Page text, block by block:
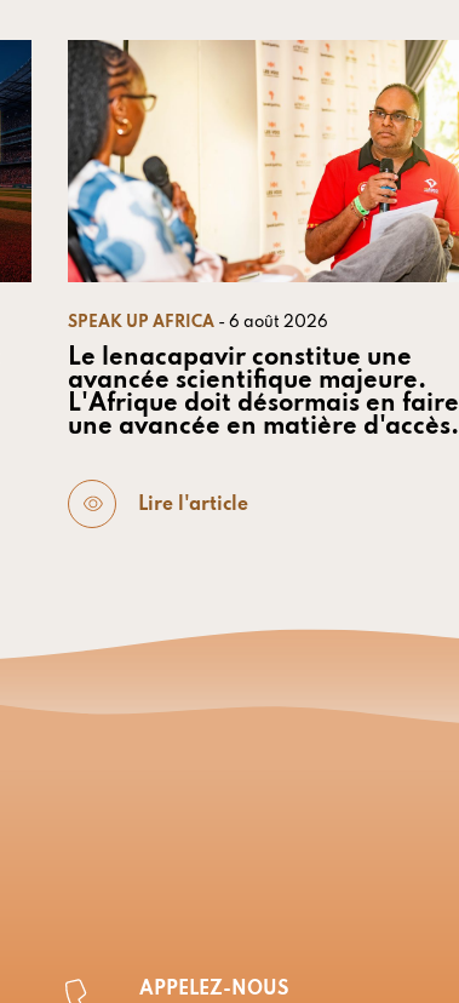
SPEAK UP AFRICA - 6 août 2026
Le lenacapavir constitue une
avancée scientifique majeure.
L'Afrique doit désormais en faire
une avancée en matière d'accès.
Lire l'article
APPELEZ-NOUS